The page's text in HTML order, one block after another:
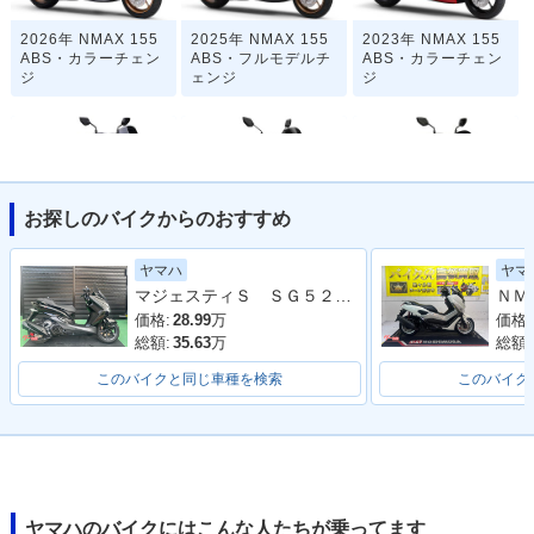
2026年 NMAX 155
ABS・カラーチェン
ジ
2025年 NMAX 155
ABS・フルモデルチ
ェンジ
2023年 NMAX 155
ABS・カラーチェン
ジ
2022年 NMAX 155
ABS・フルモデルチ
ェンジ
2020年 NMAX 155
ABS・カラーチェン
ジ
お探しのバイクからのおすすめ
ヤマハ
マジェスティＳ ＳＧ５２Ｊ 最終２０２０年モデル 純正ロングスクリーン ブラックメタリックＸ
価格: 28.99万
総額: 35.63万
このバイクと同じ車種を検索
ヤマ
価格:
総額:
このバイク
ヤマハのバイクにはこんな人たちが乗ってます